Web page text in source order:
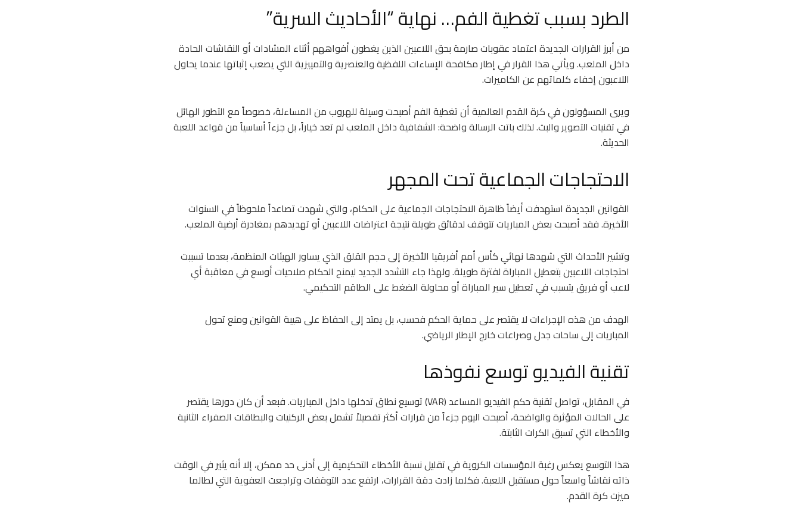
الطرد بسبب تغطية الفم… نهاية “الأحاديث السرية”
من أبرز القرارات الجديدة اعتماد عقوبات صارمة بحق اللاعبين الذين يغطون أفواههم أثناء المشادات أو النقاشات الحادة
داخل الملعب. ويأتي هذا القرار في إطار مكافحة الإساءات اللفظية والعنصرية والتمييزية التي يصعب إثباتها عندما يحاول
اللاعبون إخفاء كلماتهم عن الكاميرات.
ويرى المسؤولون في كرة القدم العالمية أن تغطية الفم أصبحت وسيلة للهروب من المساءلة، خصوصاً مع التطور الهائل
في تقنيات التصوير والبث. لذلك باتت الرسالة واضحة: الشفافية داخل الملعب لم تعد خياراً، بل جزءاً أساسياً من قواعد اللعبة
الحديثة.
الاحتجاجات الجماعية تحت المجهر
القوانين الجديدة استهدفت أيضاً ظاهرة الاحتجاجات الجماعية على الحكام، والتي شهدت تصاعداً ملحوظاً في السنوات
الأخيرة. فقد أصبحت بعض المباريات تتوقف لدقائق طويلة نتيجة اعتراضات اللاعبين أو تهديدهم بمغادرة أرضية الملعب.
وتشير الأحداث التي شهدها نهائي كأس أمم أفريقيا الأخيرة إلى حجم القلق الذي يساور الهيئات المنظمة، بعدما تسببت
احتجاجات اللاعبين بتعطيل المباراة لفترة طويلة. ولهذا جاء التشدد الجديد ليمنح الحكام صلاحيات أوسع في معاقبة أي
لاعب أو فريق يتسبب في تعطيل سير المباراة أو محاولة الضغط على الطاقم التحكيمي.
الهدف من هذه الإجراءات لا يقتصر على حماية الحكم فحسب، بل يمتد إلى الحفاظ على هيبة القوانين ومنع تحول
المباريات إلى ساحات جدل وصراعات خارج الإطار الرياضي.
تقنية الفيديو توسع نفوذها
في المقابل، تواصل تقنية حكم الفيديو المساعد (VAR) توسيع نطاق تدخلها داخل المباريات. فبعد أن كان دورها يقتصر
على الحالات المؤثرة والواضحة، أصبحت اليوم جزءاً من قرارات أكثر تفصيلاً تشمل بعض الركنيات والبطاقات الصفراء الثانية
والأخطاء التي تسبق الكرات الثابتة.
هذا التوسع يعكس رغبة المؤسسات الكروية في تقليل نسبة الأخطاء التحكيمية إلى أدنى حد ممكن، إلا أنه يثير في الوقت
ذاته نقاشاً واسعاً حول مستقبل اللعبة. فكلما زادت دقة القرارات، ارتفع عدد التوقفات وتراجعت العفوية التي لطالما
ميزت كرة القدم.